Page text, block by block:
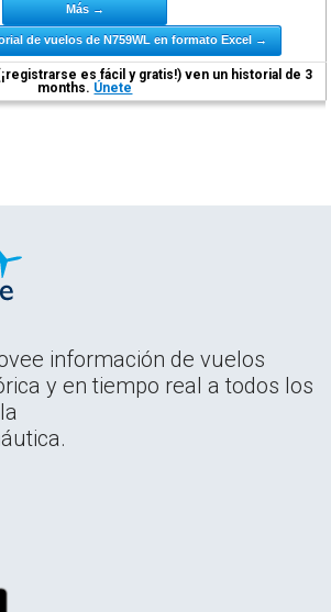
Más →
de vuelos de N759WL en formato Excel →
es fácil y gratis!) ven un historial de 3
months. Únete
información de vuelos
y en tiempo real a todos los